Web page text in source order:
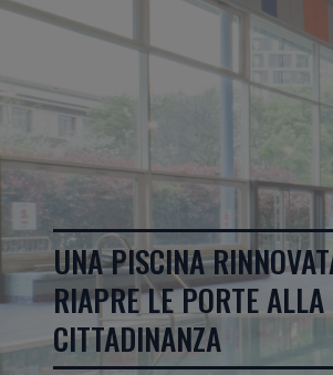
UNA PISCINA
RIAPRE LE PORTE ALLA
CITTADINANZA